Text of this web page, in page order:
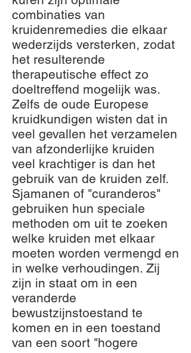
combinaties van
kruidenremedies die elkaar
wederzijds versterken, zodat
het resulterende
therapeutische effect zo
doeltreffend mogelijk was.
Zelfs de oude Europese
kruidkundigen wisten dat in
veel gevallen het verzamelen
van afzonderlijke kruiden
veel krachtiger is dan het
gebruik van de kruiden zelf.
Sjamanen of "curanderos"
gebruiken hun speciale
methoden om uit te zoeken
welke kruiden met elkaar
moeten worden vermengd en
in welke verhoudingen. Zij
zijn in staat om in een
veranderde
bewustzijnstoestand te
komen en in een toestand
van een soort "hogere